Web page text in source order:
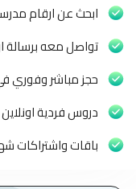
دورات
أونلاين
باقات
الاطفال
وطلاب
المدارس
ابحث عن ارقام
تواصل معه برسالة
حجز مباشر
دروس فردية اونلاين
باقات واشتراكات